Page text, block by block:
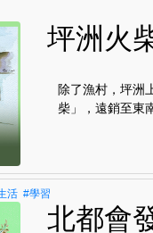
坪洲火
除了漁村，坪洲
柴」，遠銷至東
活 #學習
北都會